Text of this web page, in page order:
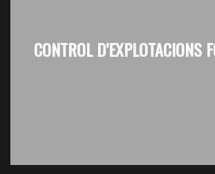
CONTROL D’EXPLOTACIONS